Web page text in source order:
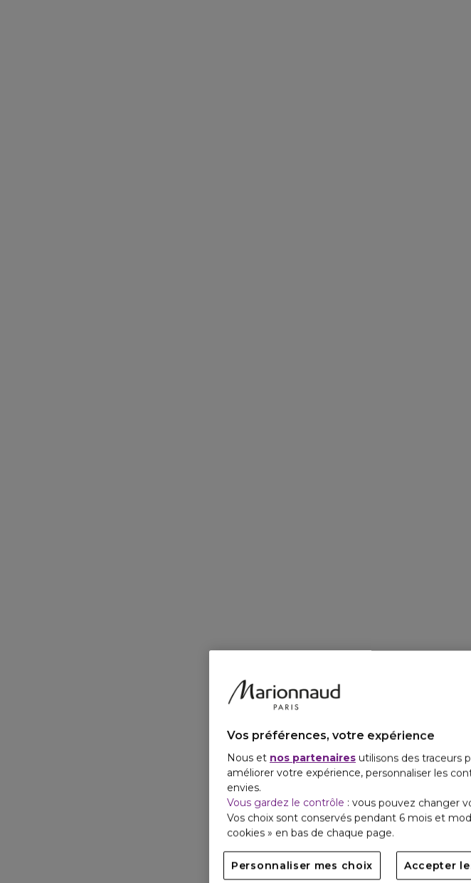
Vos préférences, votre expérience
Nous et nos partenaires utilisons des traceurs
améliorer votre expérience, personnaliser les
envies.
Vous gardez le contrôle : vous pouvez changer
Vos choix sont conservés pendant 6 mois et
cookies » en bas de chaque page.
Personnaliser mes choix Accepter